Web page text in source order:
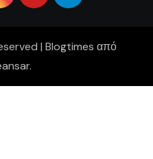
| Blogtimes από
.